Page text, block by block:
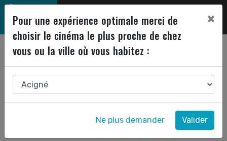
Pour une expérience optimale merci de
choisir le cinéma le plus proche de chez
vous ou la ville où vous habitez :
×
Ne plus demander Valider